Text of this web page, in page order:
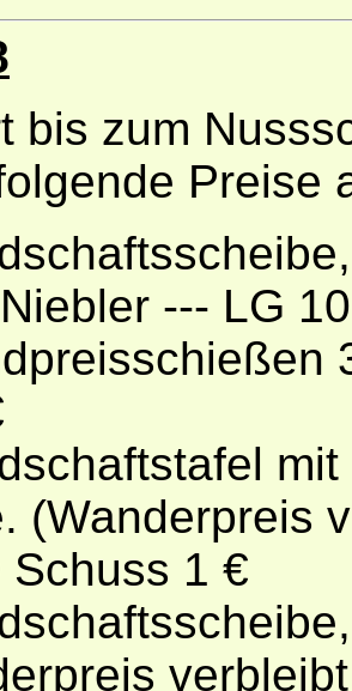
bis zum
Preise
--- LG
(Wanderpreis
Schuss 1 €